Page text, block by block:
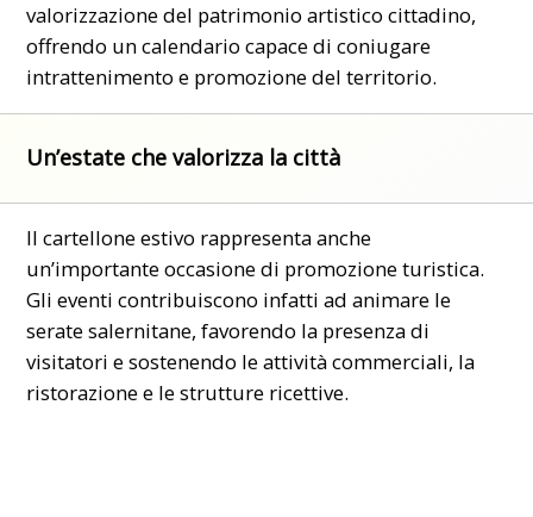
valorizzazione del patrimonio artistico cittadino,
offrendo un calendario capace di coniugare
intrattenimento e promozione del territorio.
Un’estate che valorizza la città
Il cartellone estivo rappresenta anche
un’importante occasione di promozione turistica.
Gli eventi contribuiscono infatti ad animare le
serate salernitane, favorendo la presenza di
visitatori e sostenendo le attività commerciali, la
ristorazione e le strutture ricettive.